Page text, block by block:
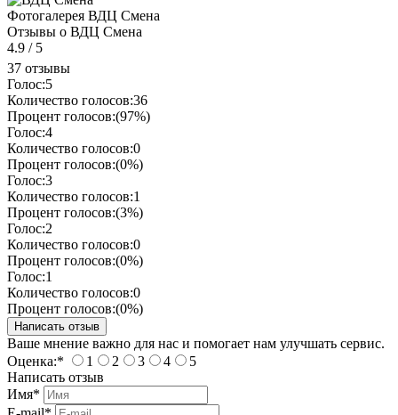
Фотогалерея ВДЦ Смена
Отзывы о ВДЦ Смена
4.9 / 5
37 отзывы
Голос:5
Количество голосов:36
Процент голосов:(97%)
Голос:4
Количество голосов:0
Процент голосов:(0%)
Голос:3
Количество голосов:1
Процент голосов:(3%)
Голос:2
Количество голосов:0
Процент голосов:(0%)
Голос:1
Количество голосов:0
Процент голосов:(0%)
Ваше мнение важно для нас и помогает нам улучшать сервис.
Оценка:* 1 2 3 4
5
Написать отзыв
Имя*